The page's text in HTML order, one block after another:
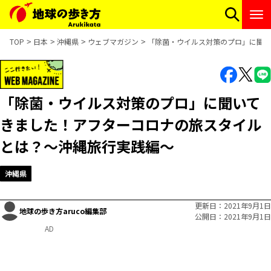
TOP 日本 沖縄県 ウェブマガジン 「除菌・ウイルス対策のプロ」に
「除菌・ウイルス対策のプロ」に聞いて
きました！アフターコロナの旅スタイル
とは？～沖縄旅行実践編～
沖縄県
地球の歩き方aruco編集部
更新日
2021年9月1日
公開日
2021年9月1日
AD